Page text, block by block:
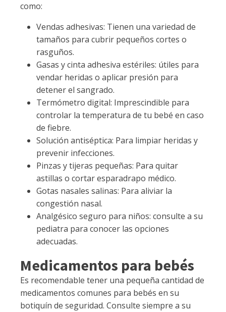
como:
Vendas adhesivas: Tienen una variedad de
tamaños para cubrir pequeños cortes o
rasguños.
Gasas y cinta adhesiva estériles: útiles para
vendar heridas o aplicar presión para
detener el sangrado.
Termómetro digital: Imprescindible para
controlar la temperatura de tu bebé en caso
de fiebre.
Solución antiséptica: Para limpiar heridas y
prevenir infecciones.
Pinzas y tijeras pequeñas: Para quitar
astillas o cortar esparadrapo médico.
Gotas nasales salinas: Para aliviar la
congestión nasal.
Analgésico seguro para niños: consulte a su
pediatra para conocer las opciones
adecuadas.
Medicamentos para bebés
Es recomendable tener una pequeña cantidad de
medicamentos comunes para bebés en su
botiquín de seguridad. Consulte siempre a su